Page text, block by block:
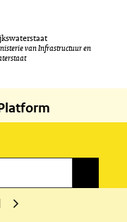
van Infrastructuur en